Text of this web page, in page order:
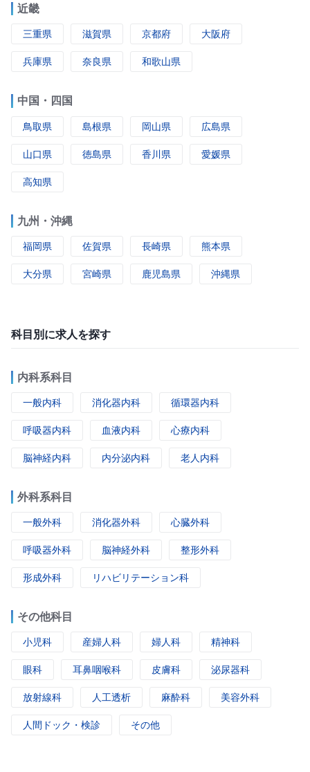
近畿
三重県 滋賀県 京都府 大阪府
兵庫県 奈良県 和歌山県
中国・四国
鳥取県 島根県 岡山県 広島県
山口県 徳島県 香川県 愛媛県
高知県
九州・沖縄
福岡県 佐賀県 長崎県 熊本県
大分県 宮崎県 鹿児島県 沖縄県
科目別に求人を探す
内科系科目
一般内科 消化器内科 循環器内科
呼吸器内科 血液内科 心療内科
脳神経内科 内分泌内科 老人内科
外科系科目
一般外科 消化器外科 心臓外科
呼吸器外科 脳神経外科 整形外科
形成外科 リハビリテーション科
その他科目
小児科 産婦人科 婦人科 精神科
眼科 耳鼻咽喉科 皮膚科 泌尿器科
放射線科 人工透析 麻酔科 美容外科
人間ドック・検診 その他